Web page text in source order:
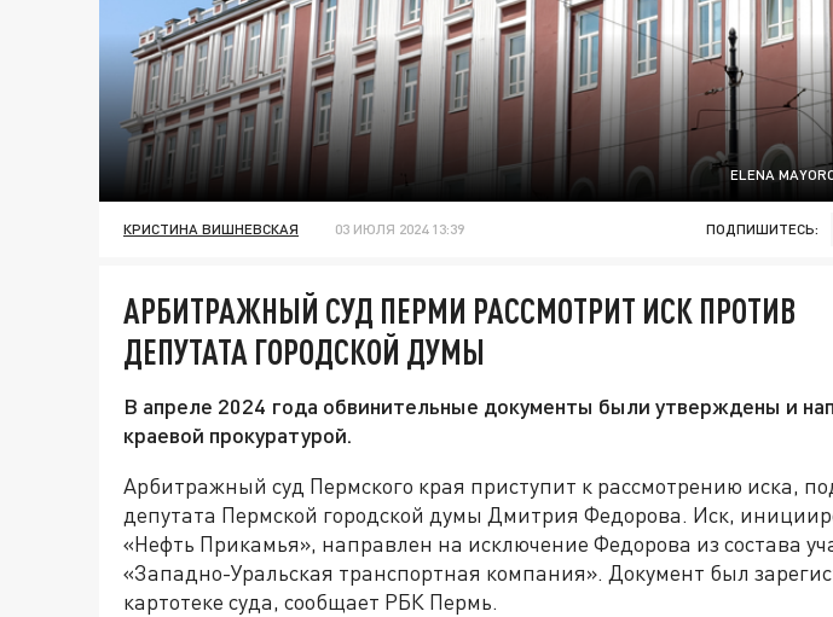
ELENA
КРИСТИНА ВИШНЕВСКАЯ 03 ИЮЛЯ 2024 13:39 ПОДПИШИТЕСЬ:
АРБИТРАЖНЫЙ СУД ПЕРМИ РАССМОТРИТ ИСК ПРОТИВ
ДЕПУТАТА ГОРОДСКОЙ ДУМЫ
В апреле 2024 года обвинительные документы были утверждены и
краевой прокуратурой.
Арбитражный суд Пермского края приступит к рассмотрению иска,
депутата Пермской городской думы Дмитрия Федорова. Иск,
«Нефть Прикамья», направлен на исключение Федорова из состава
«Западно-Уральская транспортная компания». Документ был
картотеке суда, сообщает РБК Пермь.